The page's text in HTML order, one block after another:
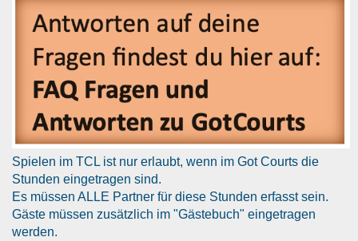
Spielen im TCL ist nur erlaubt, wenn im Got Courts die
Stunden eingetragen sind.
Es müssen ALLE Partner für diese Stunden erfasst sein.
Gäste müssen zusätzlich im "Gästebuch" eingetragen
werden.